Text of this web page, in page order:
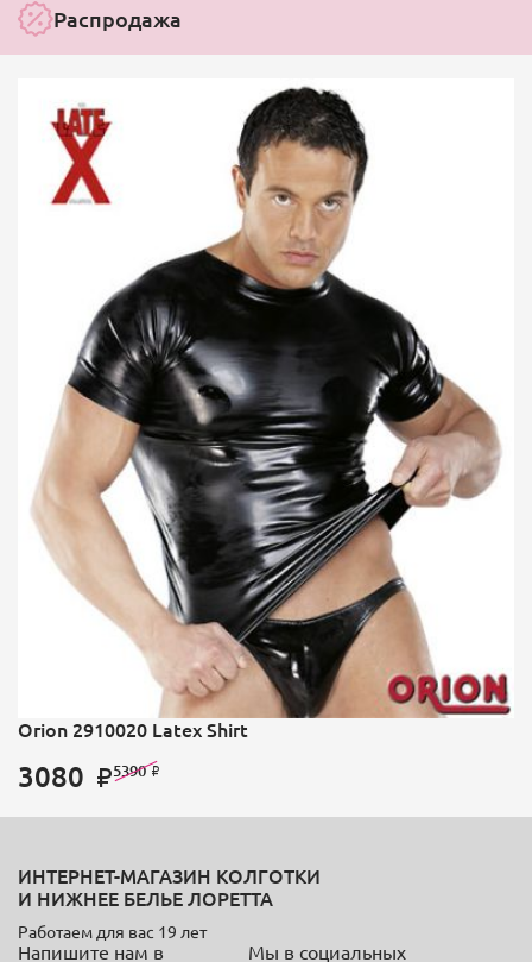
Распродажа
Orion 2910020 Latex Shirt
3080 5390
ИНТЕРНЕТ-МАГАЗИН КОЛГОТКИ
И НИЖНЕЕ БЕЛЬЕ ЛОРЕТТА
Работаем для вас 19 лет
Напишите нам в Мы в социальных